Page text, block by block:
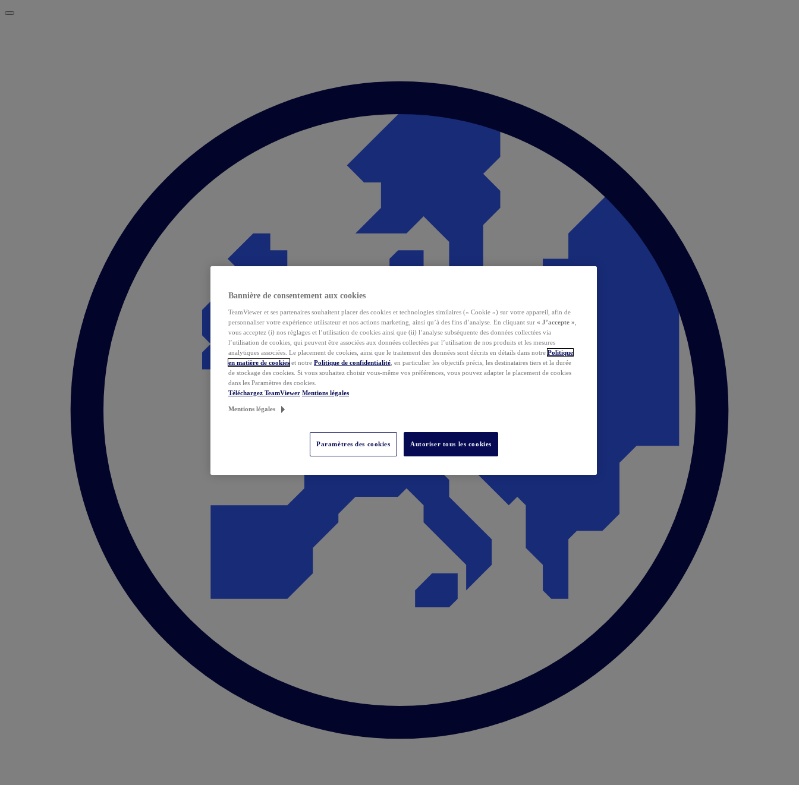
Bannière de consentement aux cookies
TeamViewer et ses partenaires souhaitent placer des cookies et technologies similaires (« Cookie ») sur votre appareil, afin de
personnaliser votre expérience utilisateur et nos actions marketing, ainsi qu’à des fins d’analyse. En cliquant sur « J’accepte »
vous acceptez (i) nos réglages et l’utilisation de cookies ainsi que (ii) l’analyse subséquente des données collectées via
l’utilisation de cookies, qui peuvent être associées aux données collectées par l’utilisation de nos produits et les mesures
analytiques associées. Le placement de cookies, ainsi que le traitement des données sont décrits en détails dans notre Politique
en matière de cookies et notre Politique de confidentialité , en particulier les objectifs précis, les destinataires tiers et la durée
de stockage des cookies. Si vous souhaitez choisir vous-même vos préférences, vous pouvez adapter le placement de cookies
dans les Paramètres des cookies.
Téléchargez TeamViewer Mentions légales
Mentions légales
Paramètres des cookies Autoriser tous les cookies